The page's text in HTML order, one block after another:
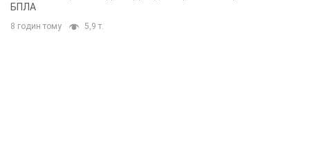
БПЛА
8 годин тому 5,9 т.